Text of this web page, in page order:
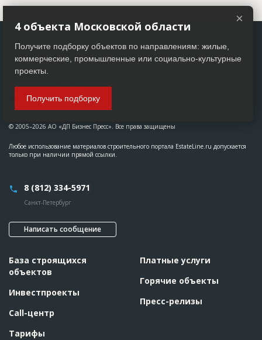
© 2005–2026 АО «ДП Бизнес Пресс». Все права защищены
Любое использование материалов строительного портала EstateLine.ru допускается
только при наличии прямой ссылки.
8 (812) 334-5971
Санкт-Петербург
Написать сообщение
База строящихся
объектов
Инвестпроекты
Call-центр
Тарифы
Платные услуги
Горячие объекты
Пресс-релизы
×
4 объекта Московской области
Получите подборку объектов по направлениям: жилые,
коммерческие, промышленные или социально-культурные
проекты.
Получить подборку